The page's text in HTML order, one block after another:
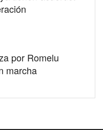
por Romelu
marcha